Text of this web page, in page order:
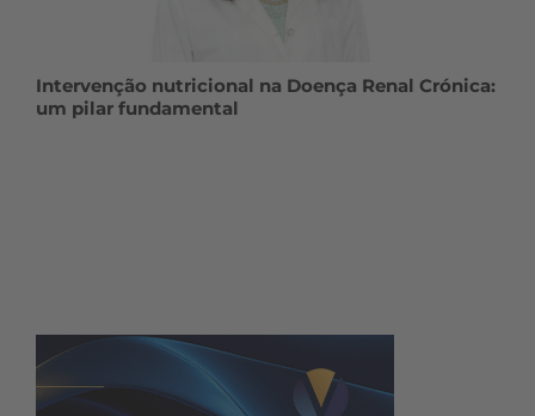
Intervenção nutricional na Doença Renal Crónica:
um pilar fundamental